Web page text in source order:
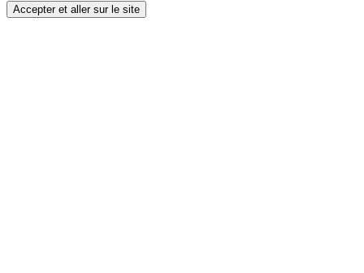
Accepter et aller sur le site